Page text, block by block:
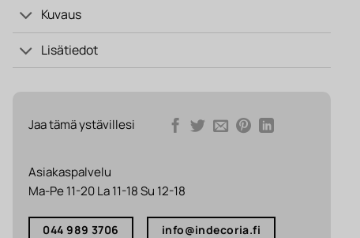
Kuvaus
Lisätiedot
Jaa tämä ystävillesi
Asiakaspalvelu
Ma-Pe 11-20 La 11-18 Su 12-18
044 989 3706 info@indecoria.fi